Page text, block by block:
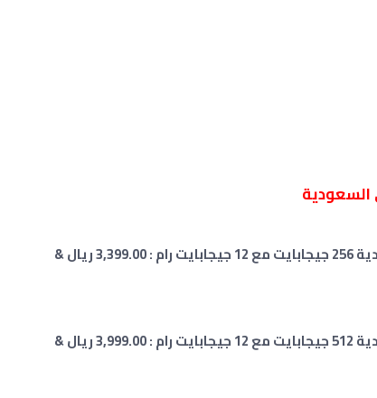
سعر سامسونج جالاكسي نوت 20 الترا 5G في السعودية 256 جيجابايت مع 12 جيجابايت رام : 3,399.00 ريال &
سعر سامسونج جالاكسي نوت 20 الترا 5G في السعودية 512 جيجابايت مع 12 جيجابايت رام : 3,999.00 ريال &